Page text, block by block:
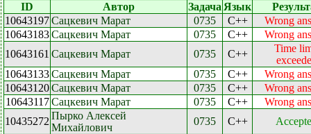
ID Автор Задача Язык
10643197Сацкевич Марат 0735 C++
Wrong
10643183Сацкевич Марат 0735 C++
Wrong
10643161 Сацкевич Марат 0735 C++
Time
10643133Сацкевич Марат 0735 C++
Wrong
10643120Сацкевич Марат 0735 C++
Wrong
10643117 Сацкевич Марат 0735 C++
Wrong
10435272 Пырко Алексей
Михайлович
0735 C++